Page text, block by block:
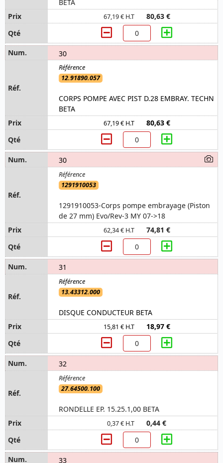
BETA
67,19 € H.T 80,63 €
30
12.91890.057
CORPS POMPE AVEC PIST D.28 EMBRAY. TECHN
BETA
67,19 € H.T 80,63 €
30
1291910053
1291910053-Corps pompe embrayage (Piston
de 27 mm) Evo/Rev-3 MY 07->18
62,34 € H.T 74,81 €
31
13.43312.000
DISQUE CONDUCTEUR BETA
15,81 € H.T 18,97 €
32
27.64500.100
RONDELLE EP. 15.25.1,00 BETA
0,37 € H.T 0,44 €
33